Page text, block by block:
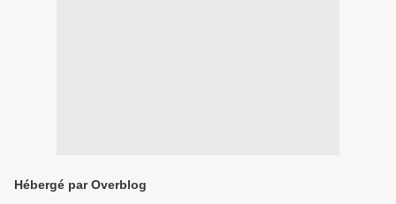
Hébergé par Overblog